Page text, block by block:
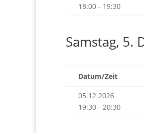
18:00 - 19:30
Samstag, 5.
Datum/Zeit
05.12.2026
19:30 - 20:30